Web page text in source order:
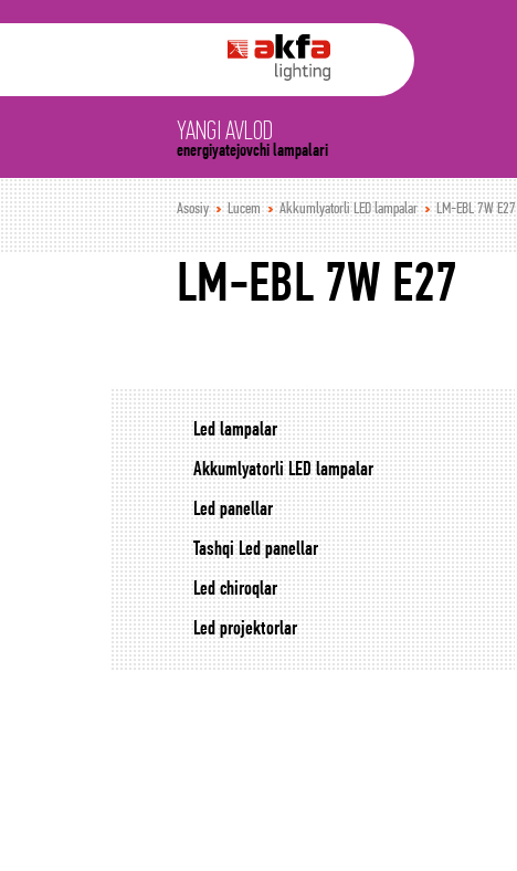
YANGI AVLOD
energiyatejovchi lampalari
Asosiy Lucem Akkumlyatorli LED lampalar LM-EBL 7W E27
LM-EBL 7W E27
Led lampalar
Akkumlyatorli LED lampalar
Led panellar
Tashqi Led panellar
Led chiroqlar
Led projektorlar